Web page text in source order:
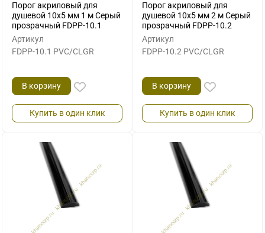
Порог акриловый для
душевой 10х5 мм 1 м Серый
прозрачный FDPP-10.1
Артикул
FDPP-10.1 PVC/CLGR
В корзину
Купить в один клик
Порог акриловый для
душевой 10х5 мм 2 м Серый
прозрачный FDPP-10.2
Артикул
FDPP-10.2 PVC/CLGR
В корзину
Купить в один клик